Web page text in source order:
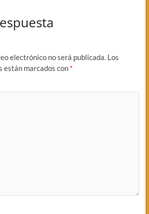
electrónico no será publicada. Los
están marcados con *